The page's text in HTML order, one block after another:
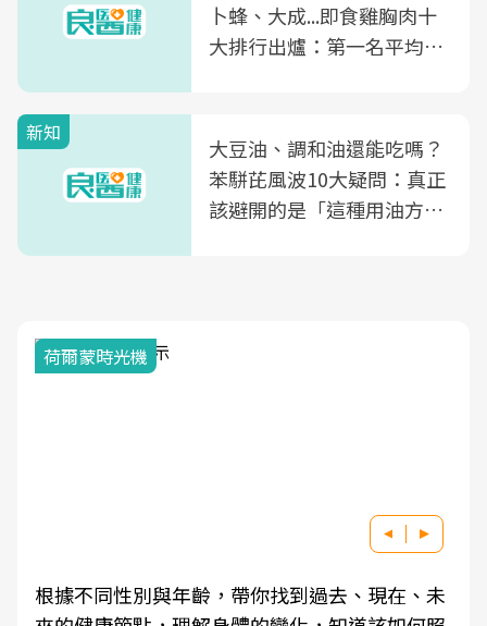
卜蜂、大成...即食雞胸肉十
大排行出爐：第一名平均一
新知
大豆油、調和油還能吃嗎？
苯駢芘風波10大疑問：真正
該避開的是「這種用油方
荷爾蒙時光機
根據不同性別與年齡，帶你找到過去、現在、未